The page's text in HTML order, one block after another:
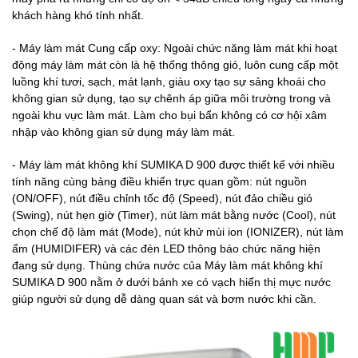
khách hàng khó tính nhất.
- Máy làm mát Cung cấp oxy: Ngoài chức năng làm mát khi hoạt
động máy làm mát còn là hệ thống thông gió, luôn cung cấp một
luồng khí tươi, sạch, mát lạnh, giàu oxy tạo sự sảng khoái cho
không gian sử dụng, tạo sự chênh áp giữa môi trường trong và
ngoài khu vực làm mát. Làm cho bụi bẩn không có cơ hội xâm
nhập vào không gian sử dụng máy làm mát.
- Máy làm mát không khí SUMIKA D 900 được thiết kế với nhiều
tính năng cùng bảng điều khiển trực quan gồm: nút nguồn
(ON/OFF), nút điều chỉnh tốc độ (Speed), nút đảo chiều gió
(Swing), nút hẹn giờ (Timer), nút làm mát bằng nước (Cool), nút
chọn chế độ làm mát (Mode), nút khử mùi ion (IONIZER), nút làm
ẩm (HUMIDIFER) và các đèn LED thông báo chức năng hiện
đang sử dụng. Thùng chứa nước của Máy làm mát không khí
SUMIKA D 900 nằm ở dưới bánh xe có vạch hiển thị mực nước
giúp người sử dụng dễ dàng quan sát và bơm nước khi cần.